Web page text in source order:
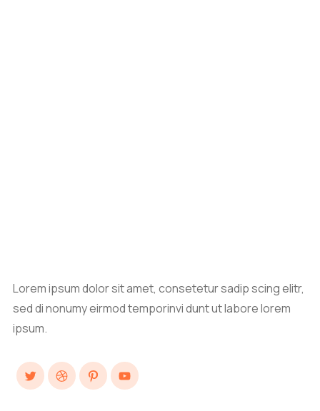
Lorem ipsum dolor sit amet, consetetur sadip scing elitr,
sed di nonumy eirmod temporinvi dunt ut labore lorem
ipsum.
TwitterDribbblePinterestYouTube